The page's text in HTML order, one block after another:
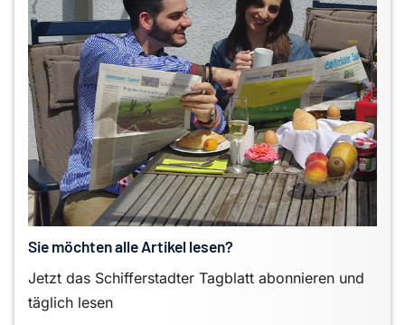
Sie möchten alle Artikel lesen?
Jetzt das Schifferstadter Tagblatt abonnieren und
täglich lesen